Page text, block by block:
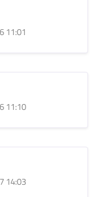
11:01
11:10
14:03